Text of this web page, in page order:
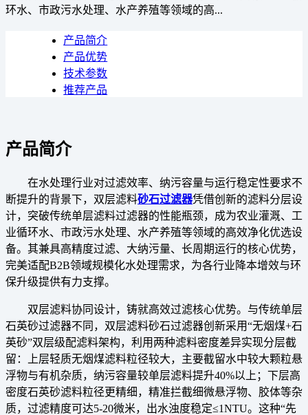
环水、市政污水处理、水产养殖等领域的高...
产品简介
产品优势
技术参数
推荐产品
产品简介
在水处理行业对过滤效率、纳污容量与运行稳定性要求不
断提升的背景下，双层滤料砂石过滤器凭借创新的滤料分层设
计，突破传统单层滤料过滤器的性能瓶颈，成为农业灌溉、工
业循环水、市政污水处理、水产养殖等领域的高效净化优选设
备。其兼具高精度过滤、大纳污量、长周期运行的核心优势，
完美适配B2B领域规模化水处理需求，为各行业降本增效与环
保升级提供有力支撑。
双层滤料协同设计，铸就高效过滤核心优势。与传统单层
石英砂过滤器不同，双层滤料砂石过滤器创新采用“无烟煤+石
英砂”双层级配滤料架构，利用两种滤料密度差异实现分层截
留：上层轻质无烟煤滤料粒径较大，主要截留水中较大颗粒悬
浮物与有机杂质，纳污容量较单层滤料提升40%以上；下层高
密度石英砂滤料粒径更精细，精准拦截细微悬浮物、胶体等杂
质，过滤精度可达5-20微米，出水浊度稳定≤1NTU。这种“先